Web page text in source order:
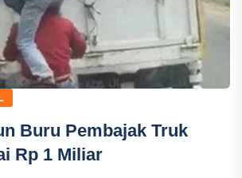
Buru Pembajak Truk
Rp 1 Miliar